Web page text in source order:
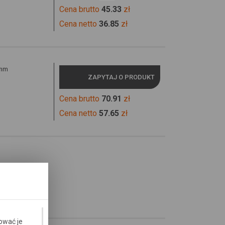
je
Cena brutto45.33 zł
Cena netto36.85 zł
ZAPYTAJ O PRODUKT
Cena brutto 70.91 zł
Cena netto57.65 zł